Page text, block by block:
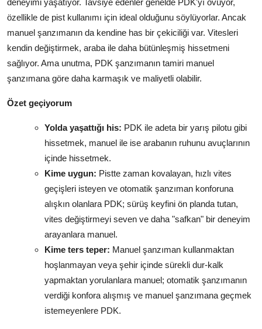
deneyimi yaşatıyor. Tavsiye edenler genelde PDK'yı övüyor,
özellikle de pist kullanımı için ideal olduğunu söylüyorlar. Ancak
manuel şanzımanın da kendine has bir çekiciliği var. Vitesleri
kendin değiştirmek, araba ile daha bütünleşmiş hissetmeni
sağlıyor. Ama unutma, PDK şanzımanın tamiri manuel
şanzımana göre daha karmaşık ve maliyetli olabilir.
Özet geçiyorum
Yolda yaşattığı his: PDK ile adeta bir yarış pilotu gibi
hissetmek, manuel ile ise arabanın ruhunu avuçlarının
içinde hissetmek.
Kime uygun: Pistte zaman kovalayan, hızlı vites
geçişleri isteyen ve otomatik şanzıman konforuna
alışkın olanlara PDK; sürüş keyfini ön planda tutan,
vites değiştirmeyi seven ve daha "safkan" bir deneyim
arayanlara manuel.
Kime ters teper: Manuel şanzıman kullanmaktan
hoşlanmayan veya şehir içinde sürekli dur-kalk
yapmaktan yorulanlara manuel; otomatik şanzımanın
verdiği konfora alışmış ve manuel şanzımana geçmek
istemeyenlere PDK.